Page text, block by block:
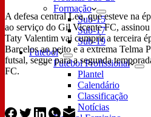
Formação
Sub-15
Sub-17
Sub-19
Futebol
Futebol Profissional
Plantel
Calendário
Classificação
Notícias
A defesa central Lea, que esteve na
ao serviço do Gil Vicente FC,
Taty Valentim vai cumprir a terceira
Barcelos ao peito e a extrema Telma
futsal, segue para a segunda
FC.